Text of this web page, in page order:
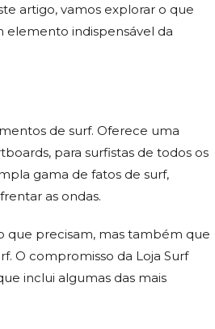
artigo, vamos explorar o que
elemento indispensável da
de surf. Oferece uma
para surfistas de todos os
gama de fatos de surf,
as ondas.
que precisam, mas também que
O compromisso da Loja Surf
inclui algumas das mais